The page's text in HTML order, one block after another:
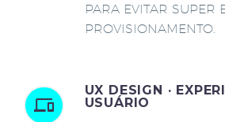
PARA EVITAR SUPER
PROVISIONAMENTO.
UX DESIGN ·
USUÁRIO